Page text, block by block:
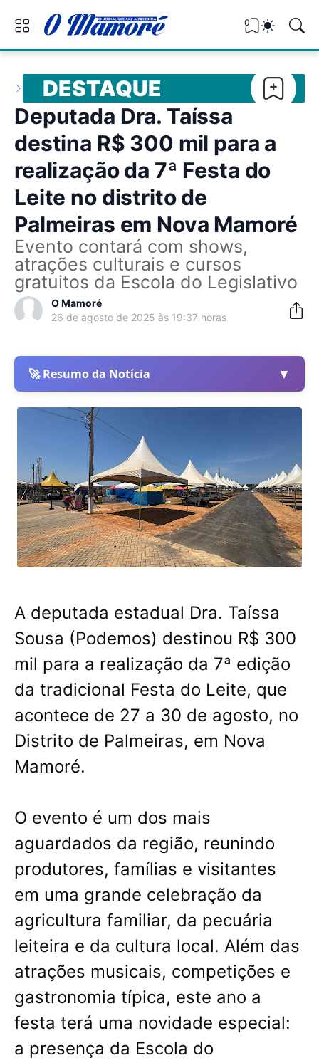
0
DESTAQUE
Deputada Dra. Taíssa
destina R$ 300 mil para a
realização da 7ª Festa do
Leite no distrito de
Palmeiras em Nova Mamoré
Evento contará com shows,
atrações culturais e cursos
gratuitos da Escola do Legislativo
O Mamoré
26 de agosto de 2025 às 19:37 horas
🚀 Resumo da Notícia ▼
A deputada estadual Dra. Taíssa
Sousa (Podemos) destinou R$ 300
mil para a realização da 7ª edição
da tradicional Festa do Leite, que
acontece de 27 a 30 de agosto, no
Distrito de Palmeiras, em Nova
Mamoré.
O evento é um dos mais
aguardados da região, reunindo
produtores, famílias e visitantes
em uma grande celebração da
agricultura familiar, da pecuária
leiteira e da cultura local. Além das
atrações musicais, competições e
gastronomia típica, este ano a
festa terá uma novidade especial:
a presença da Escola do